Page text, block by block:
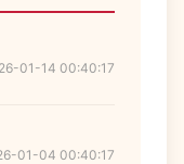
01-14 00:40:17
01-04 00:40:17